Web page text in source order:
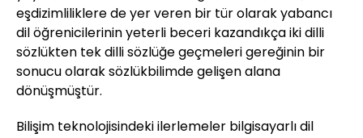
eşdizimliliklere de yer veren bir tür olarak yabancı
dil öğrenicilerinin yeterli beceri kazandıkça iki dilli
sözlükten tek dilli sözlüğe geçmeleri gereğinin bir
sonucu olarak sözlükbilimde gelişen alana
dönüşmüştür.
Bilişim teknolojisindeki ilerlemeler bilgisayarlı dil